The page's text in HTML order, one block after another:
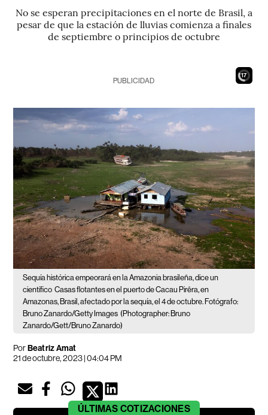
No se esperan precipitaciones en el norte de Brasil, a
pesar de que la estación de lluvias comienza a finales
de septiembre o principios de octubre
16
PUBLICIDAD
Sequía histórica empeorará en la Amazonia brasileña, dice un
científico Casas flotantes en el puerto de Cacau Pirêra, en
Amazonas, Brasil, afectado por la sequía, el 4 de octubre. Fotógrafo:
Bruno Zanardo/Getty Images (Photographer: Bruno
Zanardo/Gett/Bruno Zanardo)
PorBeatriz Amat
21 de octubre, 2023 | 04:04 PM
ÚLTIMAS COTIZACIONES